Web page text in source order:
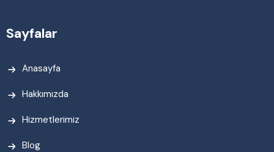
Sayfalar
Anasayfa
Hakkımızda
Hizmetlerimiz
Blog